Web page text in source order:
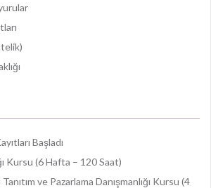
Başladı
Kursu (6 Hafta – 120 Saat)
ve Pazarlama Danışmanlığı Kursu (4